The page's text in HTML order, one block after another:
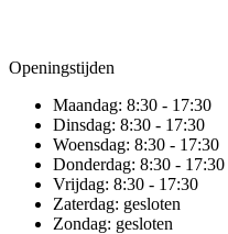
Openingstijden
Maandag: 8:30 - 17:30
Dinsdag: 8:30 - 17:30
Woensdag: 8:30 - 17:30
Donderdag: 8:30 - 17:30
Vrijdag: 8:30 - 17:30
Zaterdag: gesloten
Zondag: gesloten